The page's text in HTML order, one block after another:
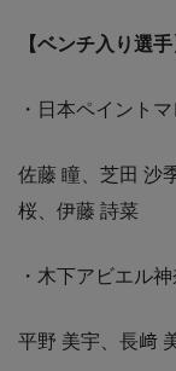
【ベンチ入り選手
・日本ペイント
佐藤 瞳、芝田 沙
桜、伊藤 詩菜
・木下アビエル神
平野 美宇、長﨑